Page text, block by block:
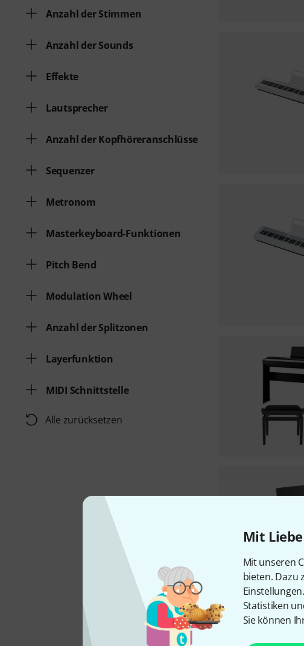
Mit
Mit unseren
bieten. Dazu
Statistiken
Sie können
Anzahl der Stimmen
Anzahl der Sounds
Effekte
Lautsprecher
Anzahl der Kopfhöreranschlüsse
Sequenzer
Metronom
Masterkeyboard-Funktionen
Pitch Bend
Modulation Wheel
Anzahl der Splitzonen
Layerfunktion
MIDI Schnittstelle
Alle zurücksetzen